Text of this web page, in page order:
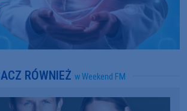
RÓWNIEŻ w Weekend FM